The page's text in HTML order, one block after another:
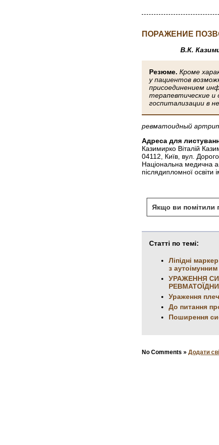
ПОРАЖЕНИЕ
В.К.
Резюме. Кроме
у пациентов
присоединением
терапевтические и
госпитализации в
ревматоидный
Адреса для
Казимирко Віталій
04112, Київ, вул.
Національна медична
післядипломної
Якщо ви помітили
Статті по темі:
Ліпідні
з
УРАЖЕННЯ
Ураження
До питання
Поширення
No Comments » Додати